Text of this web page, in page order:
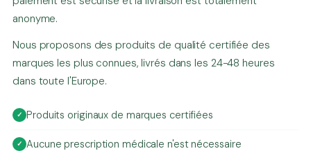
anonyme.
Nous proposons des produits de qualité certifiée des
marques les plus connues, livrés dans les 24-48 heures
dans toute l'Europe.
Produits originaux de marques certifiées
Aucune prescription médicale n'est nécessaire